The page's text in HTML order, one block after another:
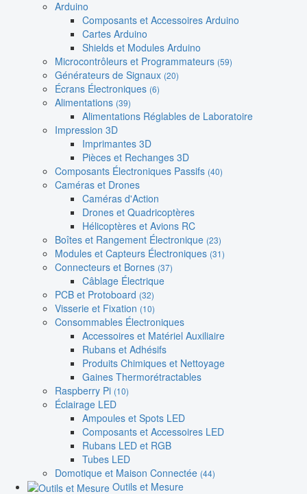
Arduino
Composants et Accessoires Arduino
Cartes Arduino
Shields et Modules Arduino
Microcontrôleurs et Programmateurs (59)
Générateurs de Signaux (20)
Écrans Électroniques (6)
Alimentations (39)
Alimentations Réglables de Laboratoire
Impression 3D
Imprimantes 3D
Pièces et Rechanges 3D
Composants Électroniques Passifs (40)
Caméras et Drones
Caméras d'Action
Drones et Quadricoptères
Hélicoptères et Avions RC
Boîtes et Rangement Électronique (23)
Modules et Capteurs Électroniques (31)
Connecteurs et Bornes (37)
Câblage Électrique
PCB et Protoboard (32)
Visserie et Fixation (10)
Consommables Électroniques
Accessoires et Matériel Auxiliaire
Rubans et Adhésifs
Produits Chimiques et Nettoyage
Gaines Thermorétractables
Raspberry Pi (10)
Éclairage LED
Ampoules et Spots LED
Composants et Accessoires LED
Rubans LED et RGB
Tubes LED
Domotique et Maison Connectée (44)
Outils et Mesure